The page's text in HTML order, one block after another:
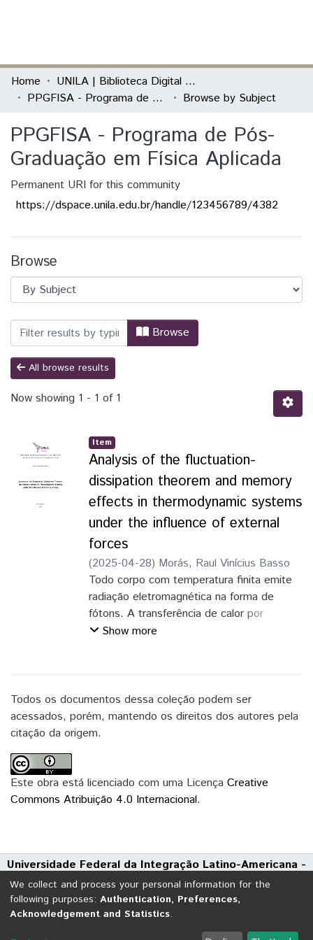
Communities & Collections
All of DSpace
Home
UNILA | Biblioteca Digital de Dissertações e Teses
PPGFISA - Programa de Pós-Graduação em Física Aplicada
Browse by Subject
PPGFISA - Programa de Pós-
Graduação em Física Aplicada
Permanent URI for this community
https://dspace.unila.edu.br/handle/123456789/4382
Browse
Browsing PPGFISA - Programa de
Browse
All browse results
Now showing 1 - 1 of 1
Item
Analysis of the fluctuation-
dissipation theorem and memory
effects in thermodynamic systems
under the influence of external
forces
(2025-04-28) Morás, Raul Vinícius Basso
Todo corpo com temperatura finita emite
radiação eletromagnética na forma de
fótons. A transferência de calor por
irradiação é, portanto, uma propriedade
distâncias são da ordem ou menores que o
comprimento de onda térmico
característico (λT ), emergem efeitos
flutuações de campos de curto alcance [4,
5]. Nestas condições, a transferência
demandando uma abordagem
fundamentada na termodinâmica de não
equilíbrio e na eletrodinâmica quântica.
Para descrever adequadamente tais
fenômenos, o formalismo da equação de
Show more
Todos os documentos dessa coleção podem ser
acessados, porém, mantendo os direitos dos autores pela
citação da origem.
Este obra está licenciado com uma Licença Creative
Commons Atribuição 4.0 Internacional.
Universidade Federal da Integração Latino-Americana -
UNILA
Avenida Tarquínio Joslin dos Santos, 1000 - Polo Universitário
CEP: 85870-650 | Foz do Iguaçu - Paraná
We collect and process your personal information for the
following purposes: Authentication, Preferences,
Acknowledgement and Statistics.